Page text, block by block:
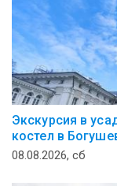
Экскурсия в
костел в
08.08.2026, сб